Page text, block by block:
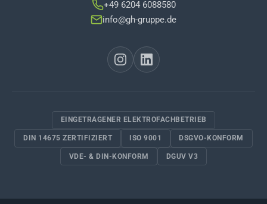
+49 6204 6088580
info@gh-gruppe.de
EINGETRAGENER ELEKTROFACHBETRIEB
DIN 14675 ZERTIFIZIERT ISO 9001 DSGVO-KONFORM
VDE- & DIN-KONFORM DGUV V3